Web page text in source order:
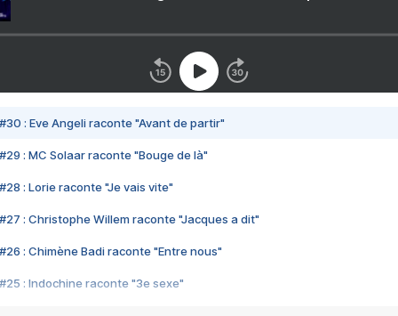
#30 : Eve Angeli raconte "Avant de partir"
#29 : MC Solaar raconte "Bouge de là"
#28 : Lorie raconte "Je vais vite"
#27 : Christophe Willem raconte "Jacques a dit"
#26 : Chimène Badi raconte "Entre nous"
#25 : Indochine raconte "3e sexe"